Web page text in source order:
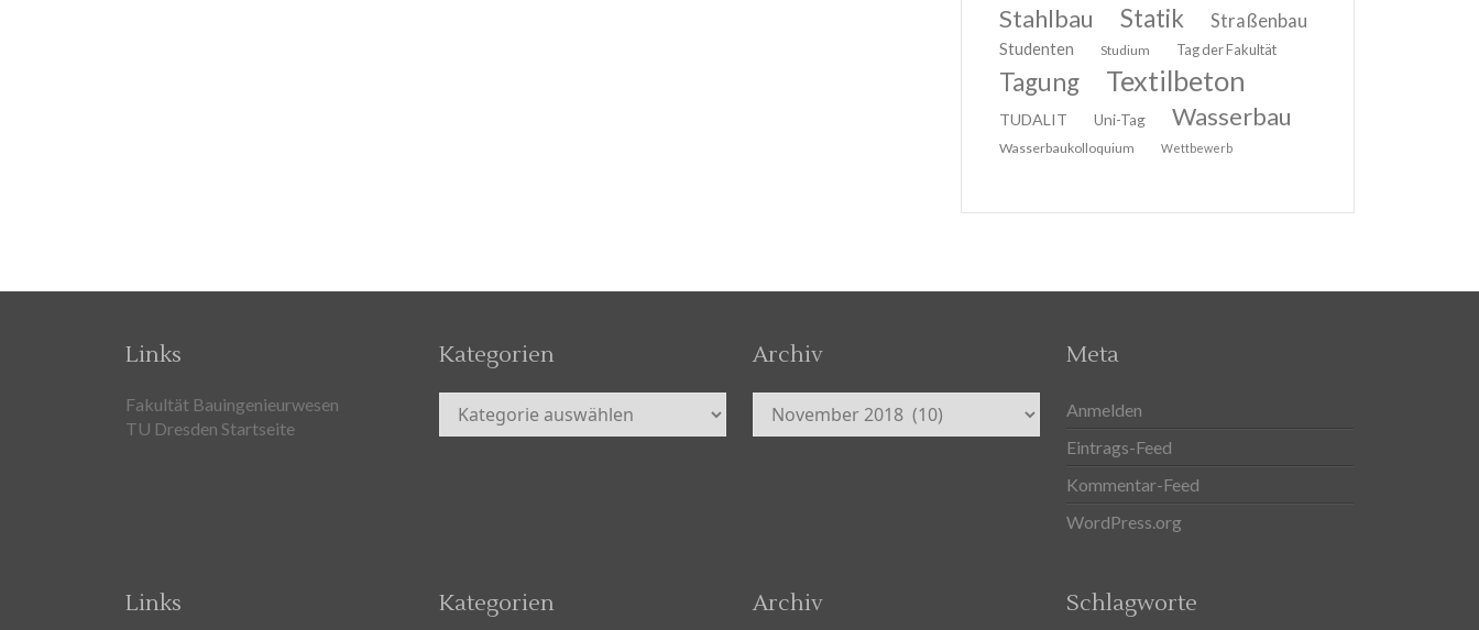
Stahlbau Statik Straßenbau
Studenten Studium Tag der Fakultät
Tagung Textilbeton
TUDALIT Uni-Tag Wasserbau
Wasserbaukolloquium Wettbewerb
Links
Fakultät Bauingenieurwesen
TU Dresden Startseite
Kategorien
Kategorien
Archiv
Archiv
Meta
Anmelden
Eintrags-Feed
Kommentar-Feed
WordPress.org
Links Kategorien Archiv Schlagworte